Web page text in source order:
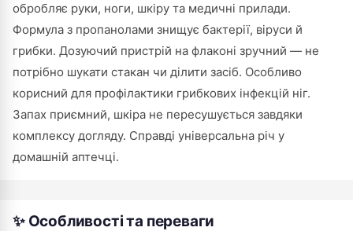
обробляє руки, ноги, шкіру та медичні прилади.
Формула з пропанолами знищує бактерії, віруси й
грибки. Дозуючий пристрій на флаконі зручний — не
потрібно шукати стакан чи ділити засіб. Особливо
корисний для профілактики грибкових інфекцій ніг.
Запах приємний, шкіра не пересушується завдяки
комплексу догляду. Справді універсальна річ у
домашній аптечці.
✨ Особливості та переваги